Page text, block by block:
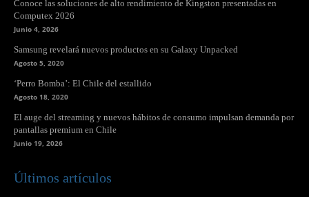
Conoce las soluciones de alto rendimiento de Kingston presentadas en
Computex 2026
Junio 4, 2026
Samsung revelará nuevos productos en su Galaxy Unpacked
Agosto 5, 2020
‘Perro Bomba’: El Chile del estallido
Agosto 18, 2020
El auge del streaming y nuevos hábitos de consumo impulsan demanda por
pantallas premium en Chile
Junio 19, 2026
Últimos artículos